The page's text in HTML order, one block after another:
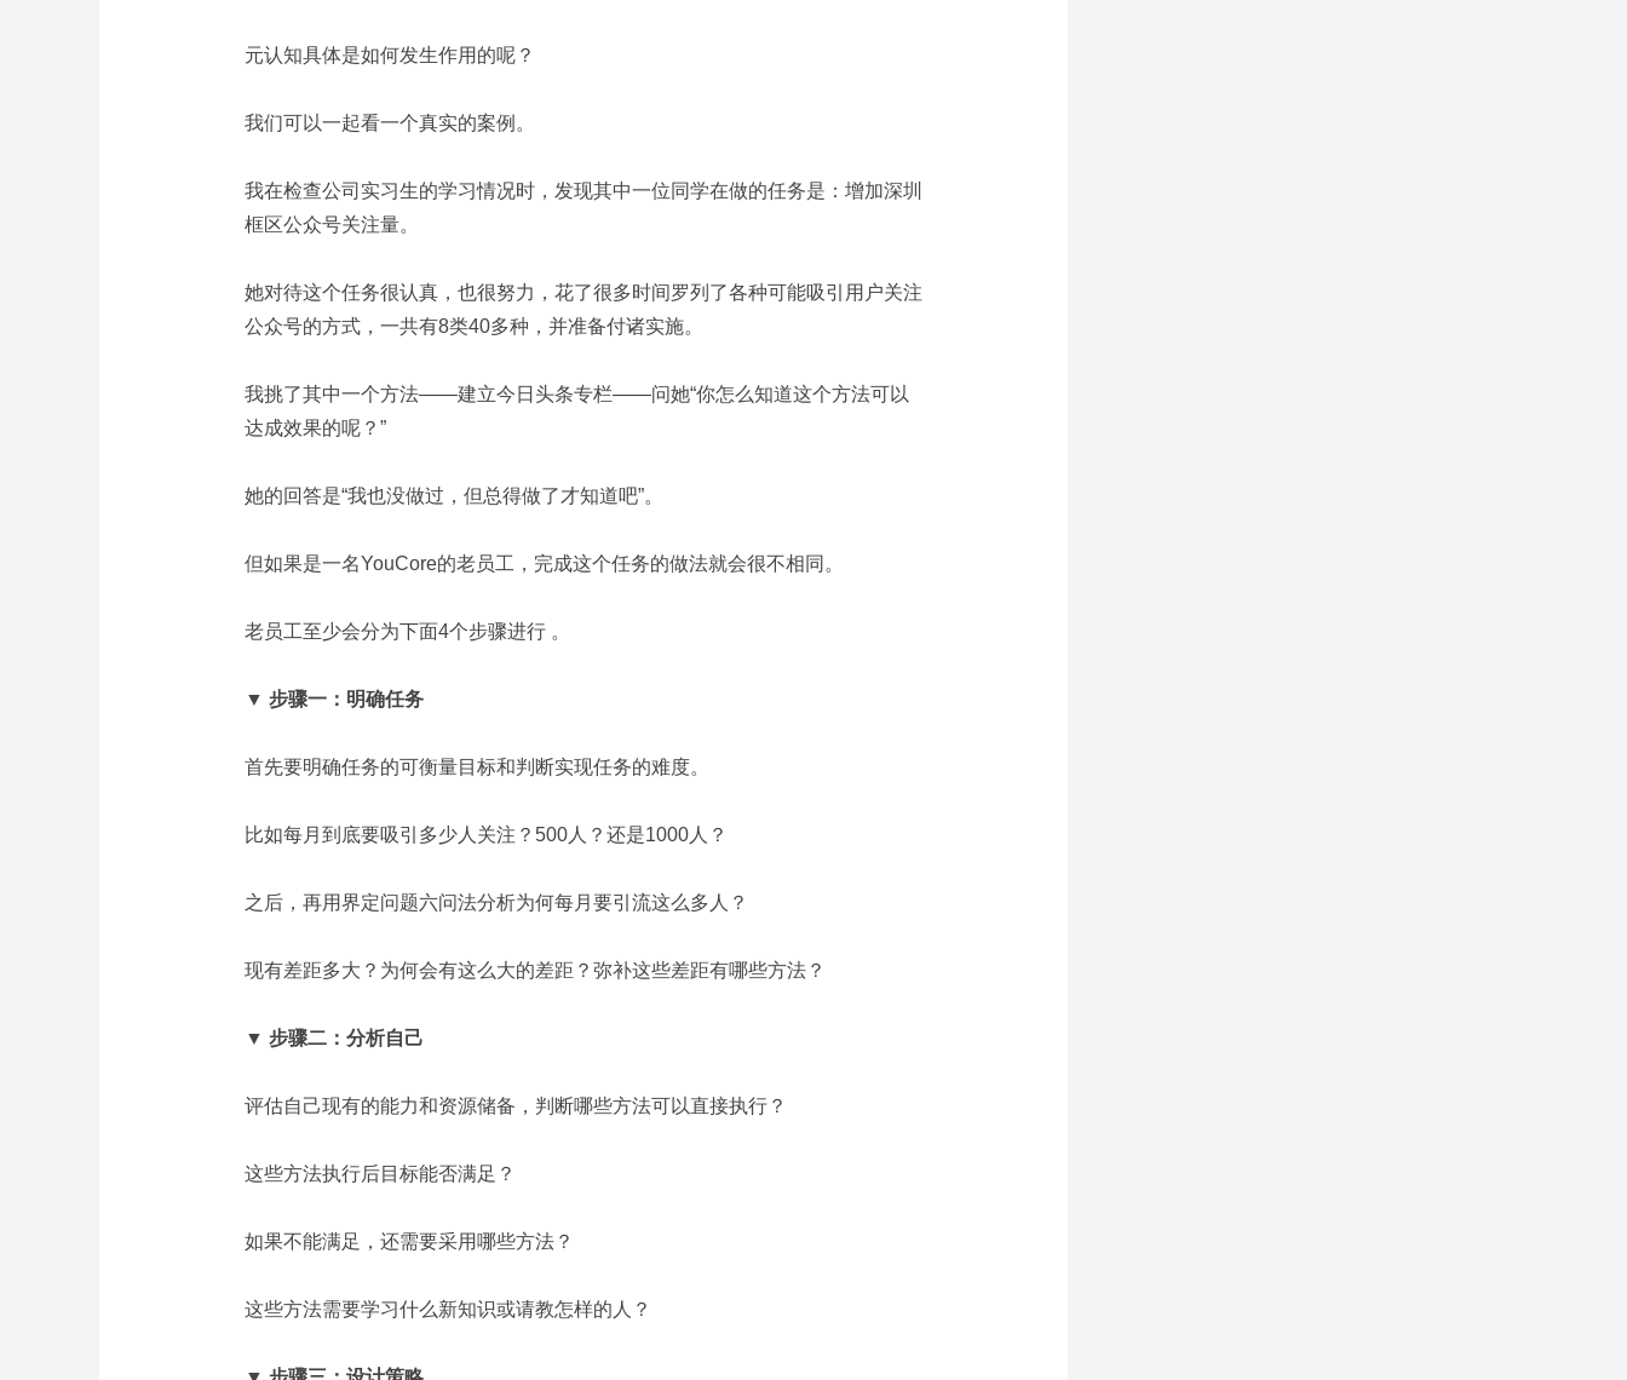
元认知具体是如何发生作用的呢？
我们可以一起看一个真实的案例。
我在检查公司实习生的学习情况时，发现其中一位同学在做的任务是：增加深圳
框区公众号关注量。
她对待这个任务很认真，也很努力，花了很多时间罗列了各种可能吸引用户关注
公众号的方式，一共有8类40多种，并准备付诸实施。
我挑了其中一个方法——建立今日头条专栏——问她“你怎么知道这个方法可以
达成效果的呢？”
她的回答是“我也没做过，但总得做了才知道吧”。
但如果是一名YouCore的老员工，完成这个任务的做法就会很不相同。
老员工至少会分为下面4个步骤进行 。
▼ 步骤一：明确任务
首先要明确任务的可衡量目标和判断实现任务的难度。
比如每月到底要吸引多少人关注？500人？还是1000人？
之后，再用界定问题六问法分析为何每月要引流这么多人？
现有差距多大？为何会有这么大的差距？弥补这些差距有哪些方法？
▼ 步骤二：分析自己
评估自己现有的能力和资源储备，判断哪些方法可以直接执行？
这些方法执行后目标能否满足？
如果不能满足，还需要采用哪些方法？
这些方法需要学习什么新知识或请教怎样的人？